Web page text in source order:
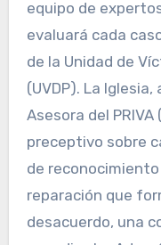
equipo de
evaluará cada
de la Unidad de
(UVDP). La
Asesora del
preceptivo sobre
de
reparación que
desacuerdo, una